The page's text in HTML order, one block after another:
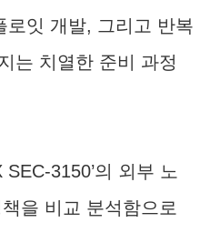
로잇 개발, 그리고 반복
는 치열한 준비 과정
3150’의 외부 노
을 비교 분석함으로